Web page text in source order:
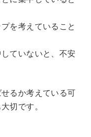
を考えていること
ていないと、不安
るか考えている可
切です。